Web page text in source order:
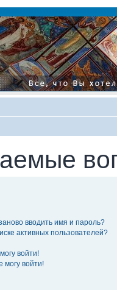
вводить имя и пароль?
активных пользователей?
войти!
могу войти!